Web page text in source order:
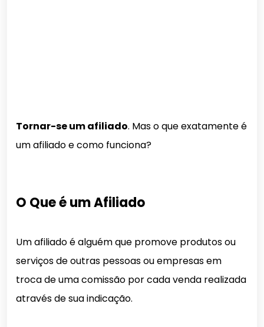
Tornar-se um afiliado. Mas o que exatamente é
um afiliado e como funciona?
O Que é um Afiliado
Um afiliado é alguém que promove produtos ou
serviços de outras pessoas ou empresas em
troca de uma comissão por cada venda realizada
através de sua indicação.